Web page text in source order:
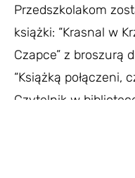
Przedszkolakom
książki: “Krasnal w
Czapce” z broszurą
“Książką połączeni,
Czytelnik w